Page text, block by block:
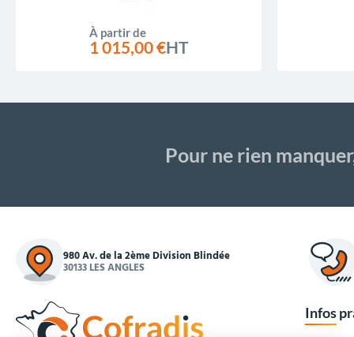
À partir de
1 015,00 €HT
Pour ne rien
980 Av. de la 2ème Division Blindée
30133 LES ANGLES
Infos